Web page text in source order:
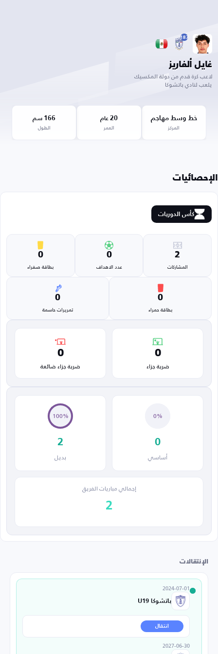
187
غايل ألفاريز
لاعب كرة قدم من دولة المكسيك
يلعب لنادي باتشوكا
خط وسط مهاجم
المركز
20عام
العمر
166 سم
الطول
الإحصائيات
كأس الدوريات
2
المشاركات
0
عدد الاهداف
0
بطاقة صفراء
0
بطاقة حمراء
0
تمريرات حاسمة
0
ضربة جزاء
0
ضربة جزاء ضائعة
0%
0
أساسي
100%
2
بديل
إجمالي مباريات الفريق
2
الإنتقالات
2024-07-01
باتشوكا U19
انتقال
2027-06-30